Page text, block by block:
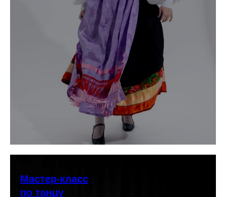
Мастер-класс
по танцу